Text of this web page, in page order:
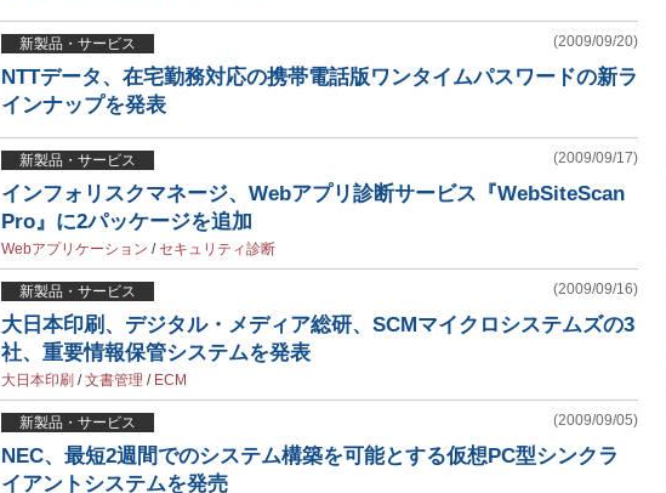
新製品・サービス (2009/09/20)
NTTデータ、在宅勤務対応の携帯電話版ワンタイムパスワードの新ラ
インナップを発表
新製品・サービス (2009/09/17)
インフォリスクマネージ、Webアプリ診断サービス『WebSiteScan
Pro』に2パッケージを追加
Webアプリケーション / セキュリティ診断
新製品・サービス (2009/09/16)
大日本印刷、デジタル・メディア総研、SCMマイクロシステムズの3
社、重要情報保管システムを発表
大日本印刷 /文書管理 / ECM
新製品・サービス (2009/09/05)
NEC、最短2週間でのシステム構築を可能とする仮想PC型シンクラ
イアントシステムを発売